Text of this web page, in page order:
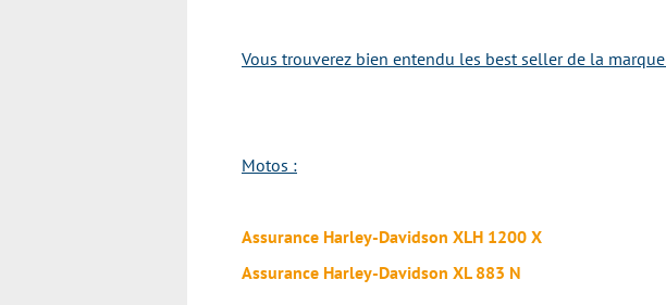
Vous trouverez bien entendu les best seller de la
Motos :
Assurance Harley-Davidson XLH 1200 X
Assurance Harley-Davidson XL 883 N